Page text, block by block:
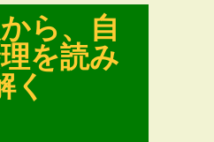
ら、自
を読み
く